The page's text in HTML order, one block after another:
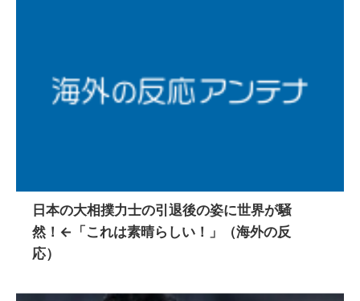
日本の大相撲力士の引退後の姿に世界が騒
然！←「これは素晴らしい！」（海外の反
応）